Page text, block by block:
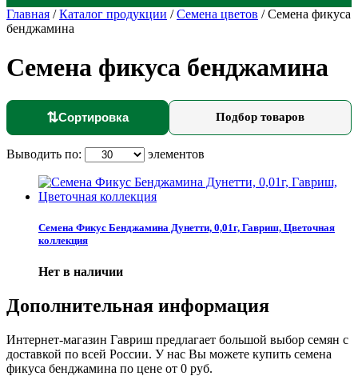
Главная /Каталог продукции /Семена цветов /Семена фикуса
бенджамина
Семена фикуса бенджамина
⇅Сортировка Подбор товаров
Выводить по: элементов
Семена Фикус Бенджамина Дунетти, 0,01г, Гавриш, Цветочная
коллекция
Нет в наличии
Дополнительная информация
Интернет-магазин Гавриш предлагает большой выбор семян с
доставкой по всей России. У нас Вы можете купить семена
фикуса бенджамина по цене от 0 руб.